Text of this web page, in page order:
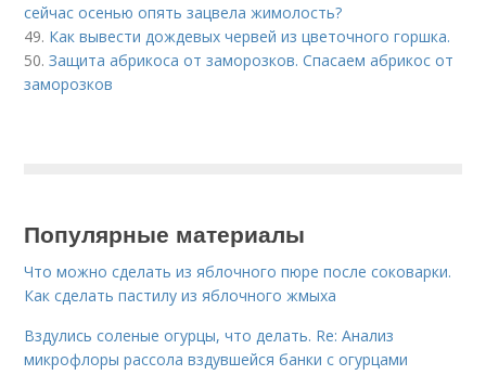
сейчас осенью опять зацвела жимолость?
49. Как вывести дождевых червей из цветочного горшка.
50.Защита абрикоса от заморозков. Спасаем абрикос от
заморозков
Популярные материалы
Что можно сделать из яблочного пюре после соковарки.
Как сделать пастилу из яблочного жмыха
Вздулись соленые огурцы, что делать. Re: Анализ
микрофлоры рассола вздувшейся банки с огурцами